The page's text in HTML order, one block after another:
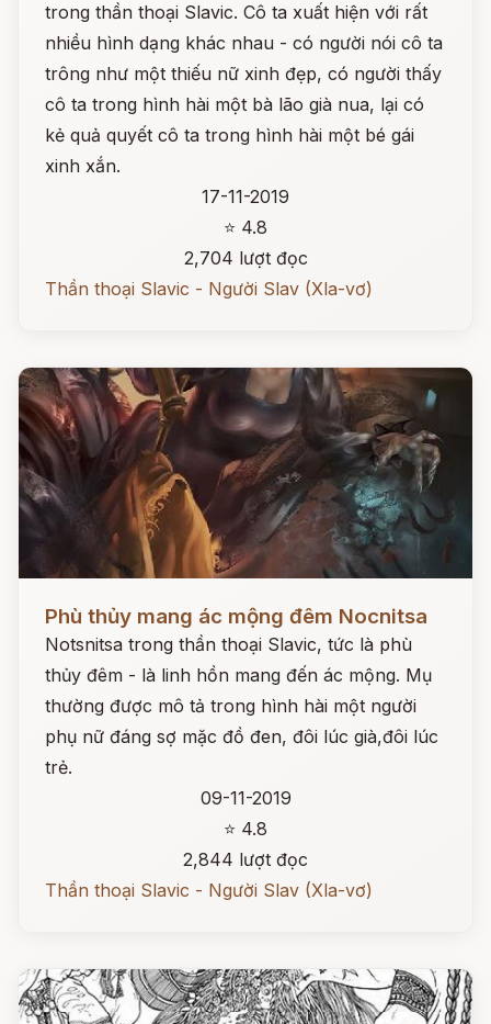
trong thần thoại Slavic. Cô ta xuất hiện với rất
nhiều hình dạng khác nhau - có người nói cô ta
trông như một thiếu nữ xinh đẹp, có người thấy
cô ta trong hình hài một bà lão già nua, lại có
kẻ quả quyết cô ta trong hình hài một bé gái
xinh xắn.
17-11-2019
⭐ 4.8
2,704 lượt đọc
Thần thoại Slavic - Người Slav (Xla-vơ)
Phù thủy mang ác mộng đêm Nocnitsa
Notsnitsa trong thần thoại Slavic, tức là phù
thủy đêm - là linh hồn mang đến ác mộng. Mụ
thường được mô tả trong hình hài một người
phụ nữ đáng sợ mặc đồ đen, đôi lúc già,đôi lúc
trẻ.
09-11-2019
⭐ 4.8
2,844 lượt đọc
Thần thoại Slavic - Người Slav (Xla-vơ)